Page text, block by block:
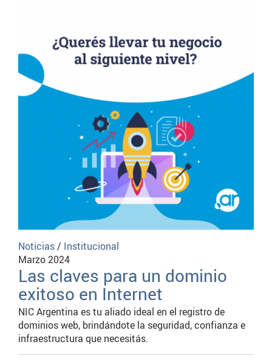
Noticias/ Institucional
Marzo 2024
Las claves para un dominio
exitoso en Internet
NIC Argentina es tu aliado ideal en el registro de
dominios web, brindándote la seguridad, confianza e
infraestructura que necesitás.